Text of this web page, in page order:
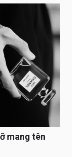
mang tên